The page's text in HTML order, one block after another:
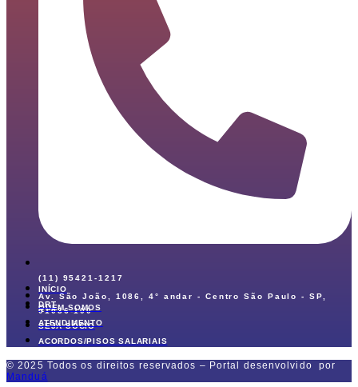
(11) 95421-1217
Av. São João, 1086, 4° andar - Centro São Paulo - SP,
01036-100
INÍCIO
QUEM SOMOS
SEJA SÓCIO
DRT
ATENDIMENTO
ACORDOS/PISOS SALARIAIS
© 2025 Todos os direitos reservados – Portal desenvolvido por
Manduá